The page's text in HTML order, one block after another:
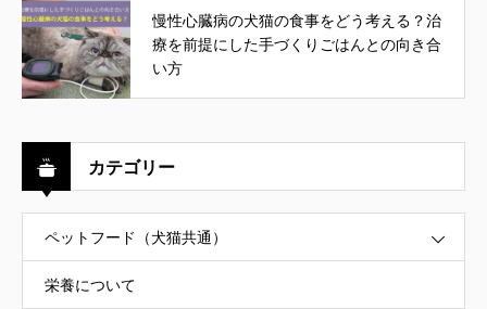
慢性心臓病の犬猫の食事をどう考える？治
療を前提にした手づくりごはんとの向き合
い方
カテゴリー
ペットフード（犬猫共通）
栄養について